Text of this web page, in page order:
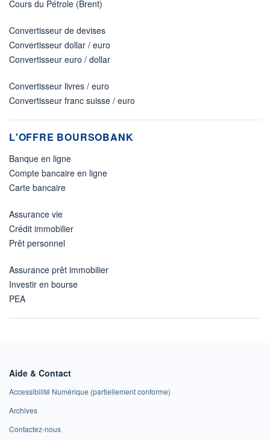
Cours du Pétrole (Brent)
Convertisseur de devises
Convertisseur dollar / euro
Convertisseur euro / dollar
Convertisseur livres / euro
Convertisseur franc suisse / euro
L'OFFRE BOURSOBANK
Banque en ligne
Compte bancaire en ligne
Carte bancaire
Assurance vie
Crédit immobilier
Prêt personnel
Assurance prêt immobilier
Investir en bourse
PEA
Aide & Contact
Accessibilité Numérique (partiellement conforme)
Archives
Contactez-nous